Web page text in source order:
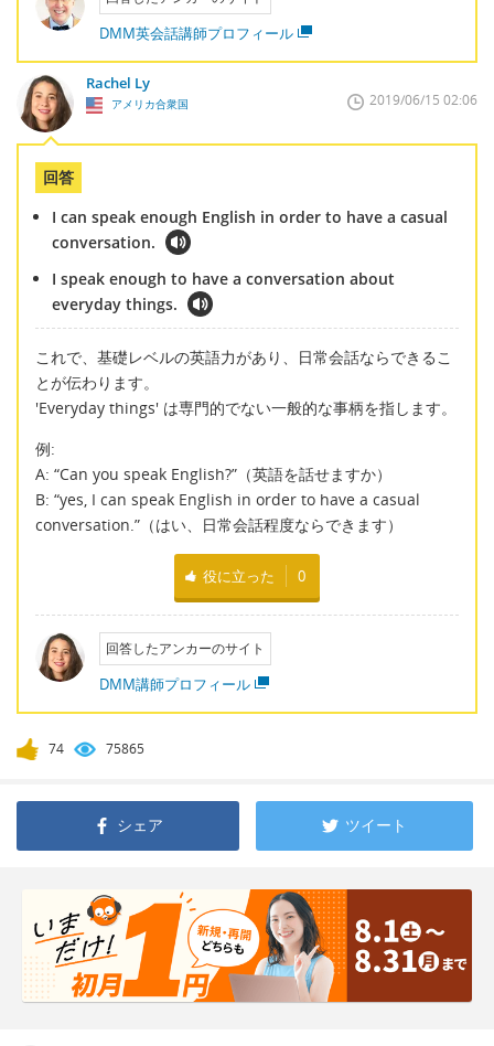
DMM英会話講師プロフィール
Rachel Ly
アメリカ合衆国 2019/06/15 02:06
回答
I can speak enough English in order to have a casual
conversation.
I speak enough to have a conversation about
everyday things.
これで、基礎レベルの英語力があり、日常会話ならできるこ
とが伝わります。
'Everyday things' は専門的でない一般的な事柄を指します。
例:
A: “Can you speak English?”（英語を話せますか）
B: “yes, I can speak English in order to have a casual
conversation.”（はい、日常会話程度ならできます）
役に立った 0
回答したアンカーのサイト
DMM講師プロフィール
74 75865
シェア ツイート